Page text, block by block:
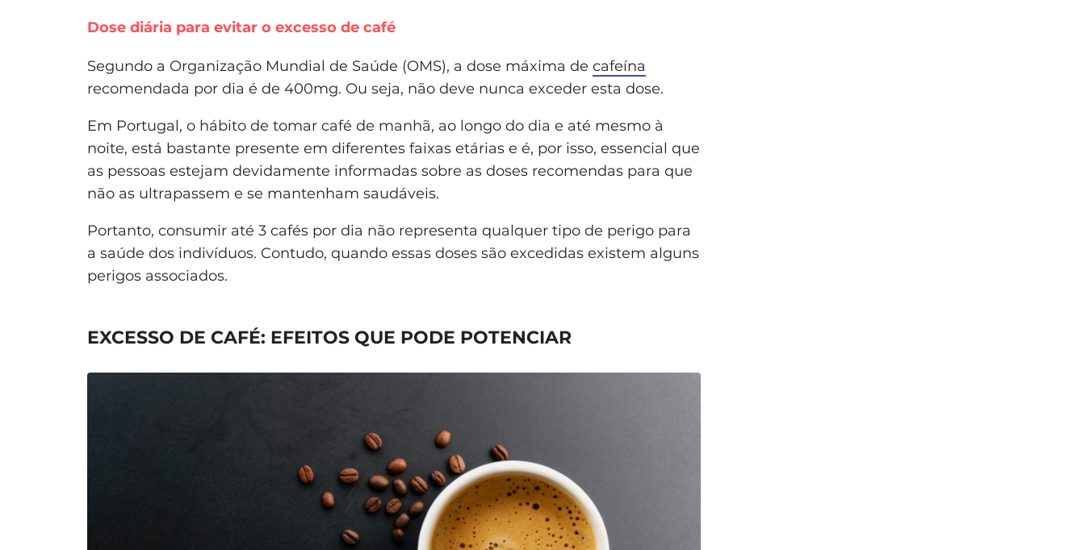
Dose diária para evitar o excesso de café
Segundo a Organização Mundial de Saúde (OMS), a dose máxima de cafeína
recomendada por dia é de 400mg. Ou seja, não deve nunca exceder esta dose.
Em Portugal, o hábito de tomar café de manhã, ao longo do dia e até mesmo à
noite, está bastante presente em diferentes faixas etárias e é, por isso, essencial que
as pessoas estejam devidamente informadas sobre as doses recomendas para que
não as ultrapassem e se mantenham saudáveis.
Portanto, consumir até 3 cafés por dia não representa qualquer tipo de perigo para
a saúde dos indivíduos. Contudo, quando essas doses são excedidas existem alguns
perigos associados.
EXCESSO DE CAFÉ: EFEITOS QUE PODE POTENCIAR